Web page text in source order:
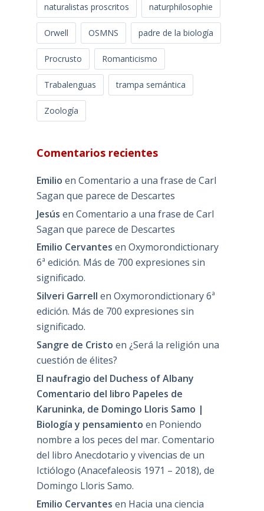
naturalistas proscritos naturphilosophie
Orwell OSMNS padre de la biología
Procrusto Romanticismo
Trabalenguas trampa semántica
Zoología
Comentarios recientes
Emilio en Comentario a una frase de Carl
Sagan que parece de Descartes
Jesús en Comentario a una frase de Carl
Sagan que parece de Descartes
Emilio Cervantes en Oxymorondictionary
6ª edición. Más de 700 expresiones sin
significado.
Silveri Garrell en Oxymorondictionary 6ª
edición. Más de 700 expresiones sin
significado.
Sangre de Cristo en ¿Será la religión una
cuestión de élites?
El naufragio del Duchess of Albany
Comentario del libro Papeles de
Karuninka, de Domingo Lloris Samo |
Biología y pensamiento en Poniendo
nombre a los peces del mar. Comentario
del libro Anecdotario y vivencias de un
Ictiólogo (Anacefaleosis 1971 – 2018), de
Domingo Lloris Samo.
Emilio Cervantes en Hacia una ciencia